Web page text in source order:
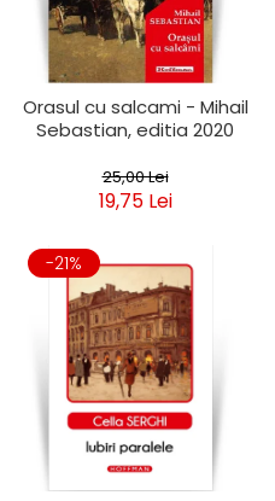
Orasul cu salcami - Mihail
Sebastian, editia 2020
25,00 Lei
19,75 Lei
-21%